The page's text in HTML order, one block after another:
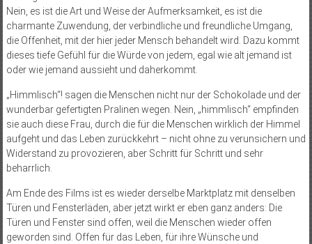
Nein, es ist die Art und Weise der Aufmerksamkeit, es ist die
charmante Zuwendung, der verbindliche und freundliche Umgang,
die Offenheit, mit der hier jeder Mensch behandelt wird. Dazu kommt
dieses tiefe Gefühl für die Würde von jedem, egal wie alt jemand ist
oder wie jemand aussieht und daherkommt.
„Himmlisch“! sagen die Menschen nicht nur der Schokolade und der
wunderbar gefertigten Pralinen wegen. Nein, „himmlisch“ empfinden
sie auch diese Frau, durch die für die Menschen wirklich der Himmel
aufgeht und das Leben zurückkehrt – nicht ohne zu verunsichern und
Widerstand zu provozieren, aber Schritt für Schritt und sehr
beharrlich.
Am Ende des Films ist es wieder derselbe Marktplatz mit denselben
Türen und Fensterläden, aber jetzt wirkt er eben ganz anders: Die
Türen und Fenster sind offen, weil die Menschen wieder offen
geworden sind. Offen für das Leben, für ihre Wünsche und